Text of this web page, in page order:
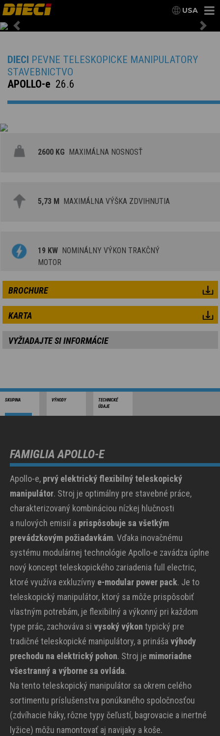
USA
Previous
DIECI PEVNE TELESKOPICKE MANIPULATORY
STAVEBNICTVO
APOLLO-e 26.6
2600 KG MAXIMÁLNA NOSNOSŤ
5,73 M MAXIMÁLNA VÝŠKA ZDVIHNUTIA
19 KW NOMINÁLNY VÝKON TRAKČNÝ
MOTOR
BROCHURE
KARTA
VYŽIADAJTE SI INFORMÁCIE
SKUPINA VÝHODY
TECHNICKÉ
ÚDAJE
FAMIGLIA APOLLO-E
Apollo-e, prvý elektrický flexibilný teleskopický
manipulátor. Stroj je optimálny pre stavebné práce,
charakterizovaný kombináciou nízkej hlučnosti
a nulových emisií a prispôsobuje sa všetkým
prevádzkovým požiadavkám. Vďaka inovačnému
systému modulárnej technológie Apollo-e zavádza úplne
nový koncept teleskopického zariadenia full electric,
ktoré využíva exkluzívny e-modular power pack. Je to
teleskopický manipulátor, ktorý sa môže prispôsobiť
vlastným potrebám, je flexibilný a výkonný pri každom
type prác, zachováva si vysoký výkon typický pre
tradičné teleskopické manipulátory, a prináša výhody
prechodu na elektrický pohon. Stroj je mimoriadne
všestranný a výborne sa ovláda.
Na tento teleskopický manipulátor sa okrem celého
sortimentu príslušenstva ponúkaného spoločnosťou
(zdvíhacie háky, rôzne typy čeľustí, bagrovacie a inertné
lyžice) môžu namontovať aj navijaky a koše.